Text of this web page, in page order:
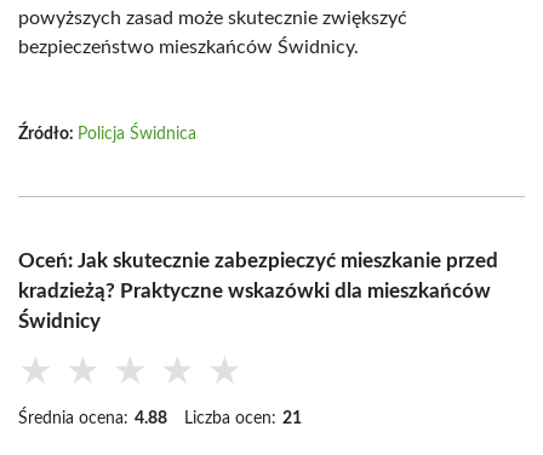
powyższych zasad może skutecznie zwiększyć
bezpieczeństwo mieszkańców Świdnicy.
Źródło: Policja Świdnica
Oceń: Jak skutecznie zabezpieczyć mieszkanie przed
kradzieżą? Praktyczne wskazówki dla mieszkańców
Świdnicy
★ ★ ★ ★ ★
Średnia ocena: 4.88 Liczba ocen: 21